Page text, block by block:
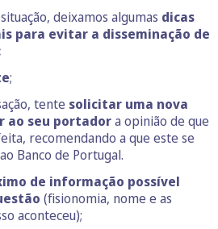
deixamos algumas dicas
para evitar a disseminação de
;
tente solicitar uma nova
ao seu portadora opinião de que
recomendando a que este se
Banco de Portugal.
de informação possível
(fisionomia, nome e as
aconteceu);